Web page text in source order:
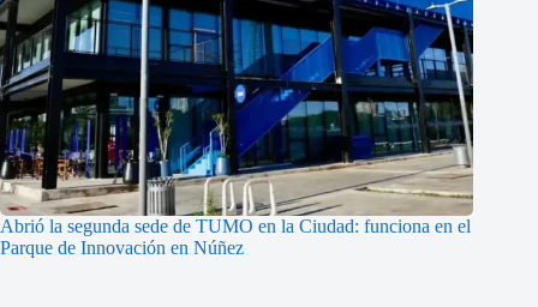
Abrió la segunda sede de TUMO en la Ciudad: funciona en el
Parque de Innovación en Núñez